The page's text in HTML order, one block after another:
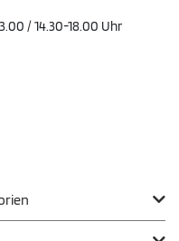
/ 14.30-18.00 Uhr